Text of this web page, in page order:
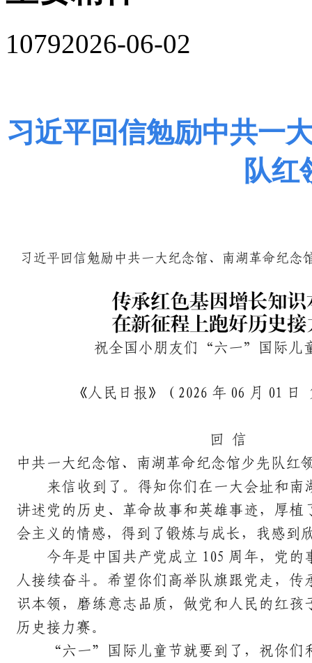
10792026-06-02
习近平回信勉励中共一
队红